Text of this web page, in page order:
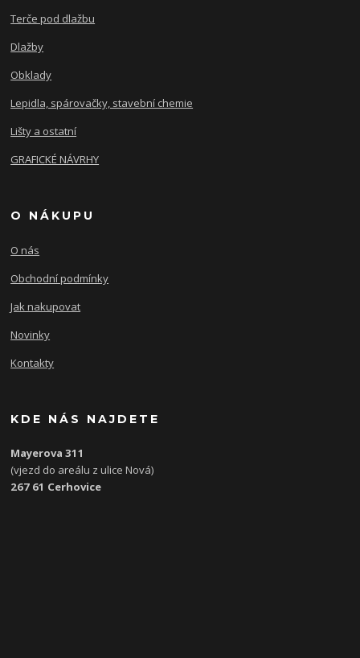
Terče pod dlažbu
Dlažby
Obklady
Lepidla, spárovačky, stavební chemie
Lišty a ostatní
GRAFICKÉ NÁVRHY
O NÁKUPU
O nás
Obchodní podmínky
Jak nakupovat
Novinky
Kontakty
KDE NÁS NAJDETE
Mayerova 311
(vjezd do areálu z ulice Nová)
267 61 Cerhovice